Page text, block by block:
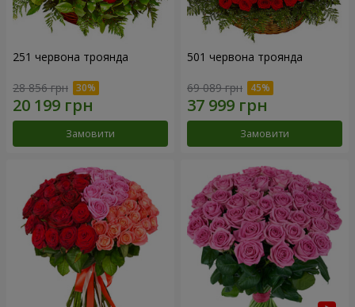
251 червона троянда
28 856 грн
Замовити
501 червона троянда
69 089 грн
Замовити